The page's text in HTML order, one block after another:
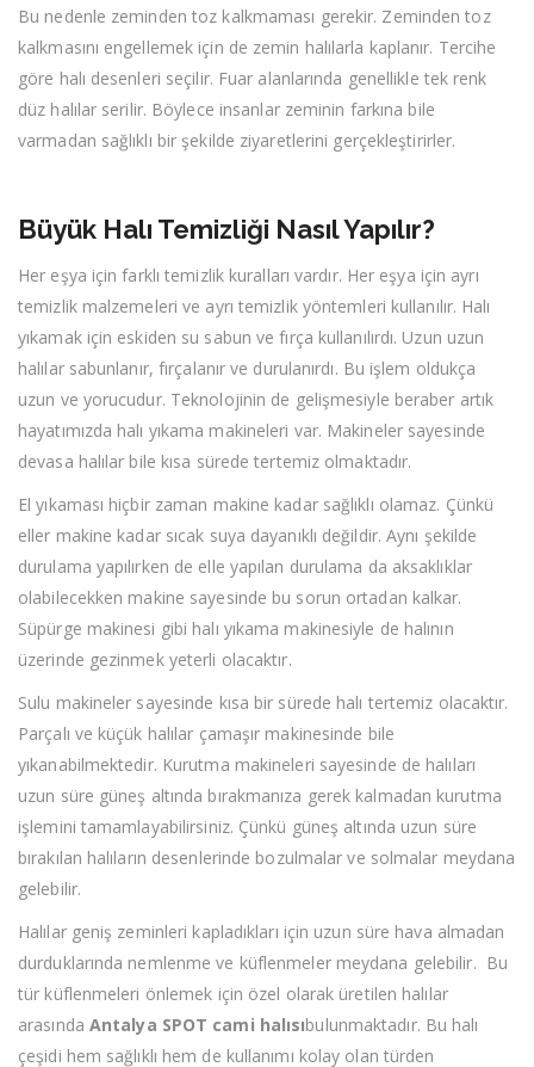
Bu nedenle zeminden toz kalkmaması gerekir. Zeminden toz
kalkmasını engellemek için de zemin halılarla kaplanır. Tercihe
göre halı desenleri seçilir. Fuar alanlarında genellikle tek renk
düz halılar serilir. Böylece insanlar zeminin farkına bile
varmadan sağlıklı bir şekilde ziyaretlerini gerçekleştirirler.
Büyük Halı Temizliği Nasıl Yapılır?
Her eşya için farklı temizlik kuralları vardır. Her eşya için ayrı
temizlik malzemeleri ve ayrı temizlik yöntemleri kullanılır. Halı
yıkamak için eskiden su sabun ve fırça kullanılırdı. Uzun uzun
halılar sabunlanır, fırçalanır ve durulanırdı. Bu işlem oldukça
uzun ve yorucudur. Teknolojinin de gelişmesiyle beraber artık
hayatımızda halı yıkama makineleri var. Makineler sayesinde
devasa halılar bile kısa sürede tertemiz olmaktadır.
El yıkaması hiçbir zaman makine kadar sağlıklı olamaz. Çünkü
eller makine kadar sıcak suya dayanıklı değildir. Aynı şekilde
durulama yapılırken de elle yapılan durulama da aksaklıklar
olabilecekken makine sayesinde bu sorun ortadan kalkar.
Süpürge makinesi gibi halı yıkama makinesiyle de halının
üzerinde gezinmek yeterli olacaktır.
Sulu makineler sayesinde kısa bir sürede halı tertemiz olacaktır.
Parçalı ve küçük halılar çamaşır makinesinde bile
yıkanabilmektedir. Kurutma makineleri sayesinde de halıları
uzun süre güneş altında bırakmanıza gerek kalmadan kurutma
işlemini tamamlayabilirsiniz. Çünkü güneş altında uzun süre
bırakılan halıların desenlerinde bozulmalar ve solmalar meydana
gelebilir.
Halılar geniş zeminleri kapladıkları için uzun süre hava almadan
durduklarında nemlenme ve küflenmeler meydana gelebilir. Bu
tür küflenmeleri önlemek için özel olarak üretilen halılar
arasında Antalya SPOT cami halısıbulunmaktadır. Bu halı
çeşidi hem sağlıklı hem de kullanımı kolay olan türden